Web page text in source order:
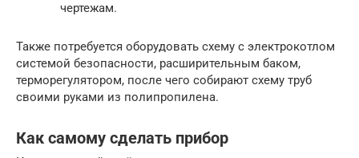
чертежам.
Также потребуется оборудовать схему с электрокотлом
системой безопасности, расширительным баком,
терморегулятором, после чего собирают схему труб
своими руками из полипропилена.
Как самому сделать прибор